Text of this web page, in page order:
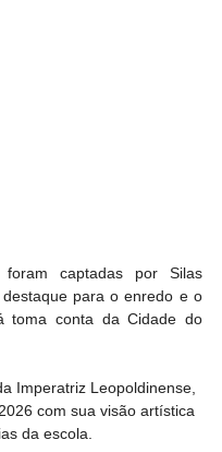
captadas por Silas
para o enredo e o
toma conta da Cidade do
Imperatriz Leopoldinense,
com sua visão artística
da escola.